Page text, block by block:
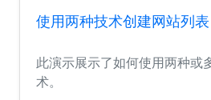
使用两种技术创建网站列表
此演示展示了如何使用两种或
术。